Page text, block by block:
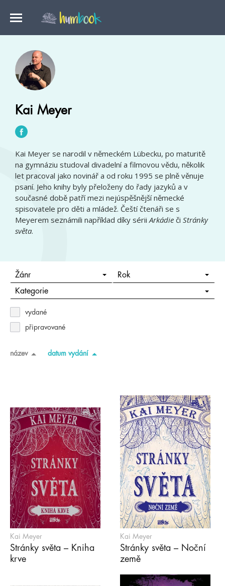
Kai Meyer
Kai Meyer se narodil v německém Lübecku, po maturitě
na gymnáziu studoval divadelní a filmovou vědu, několik
let pracoval jako novinář a od roku 1995 se plně věnuje
psaní. Jeho knihy byly přeloženy do řady jazyků a v
současné době patří mezi nejúspěšnější německé
spisovatele pro děti a mládež. Čeští čtenáři se s
Meyerem seznámili například díky sériiArkádie či Stránky
světa.
Žánr Rok
Kategorie
vydané
připravované
název datum vydání
Kai Meyer
Stránky světa – Kniha
krve
Kai Meyer
Stránky světa – Noční
země